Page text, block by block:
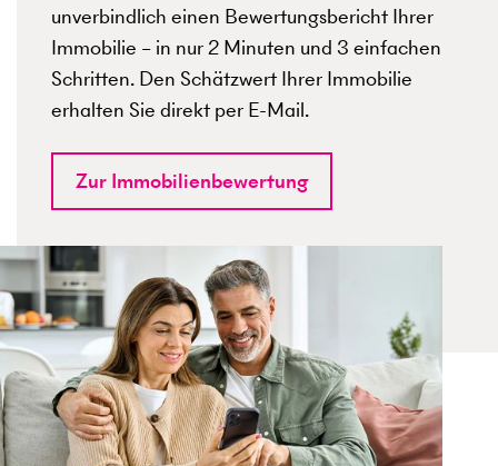
unverbindlich einen Bewertungsbericht Ihrer
Immobilie – in nur 2 Minuten und 3 einfachen
Schritten. Den Schätzwert Ihrer Immobilie
erhalten Sie direkt per E-Mail.
Zur Immobilienbewertung